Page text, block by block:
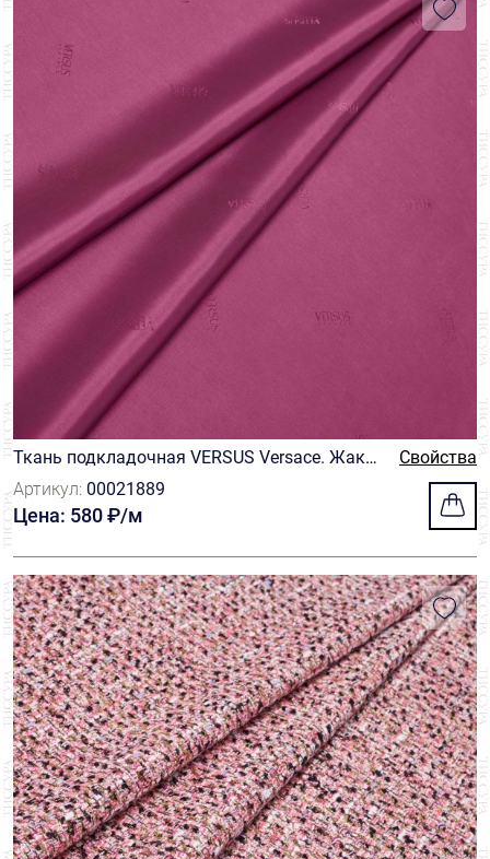
Ткань подкладочная VERSUS Versace. Жакк
ард. Цвет пурпурно-розовый
Свойства
Артикул: 00021889
Цена: 580 ₽/м